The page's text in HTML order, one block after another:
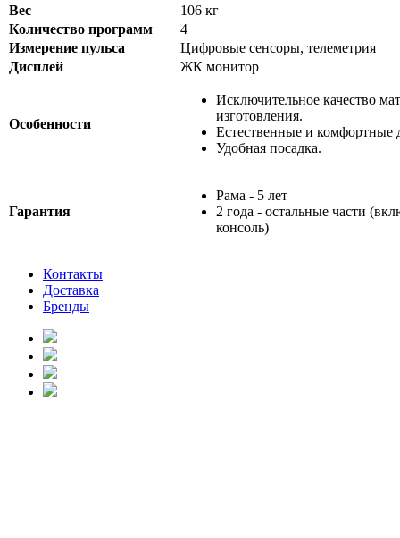
Вес
106 кг
Количество программ
4
Измерение пульса
Цифровые сенсоры, телеметрия
Дисплей
ЖК монитор
Особенности
Исключительное качество
изготовления.
Естественные и комфортные
Удобная посадка.
Гарантия
Рама - 5 лет
2 года - остальные части
консоль)
Контакты
Доставка
Бренды